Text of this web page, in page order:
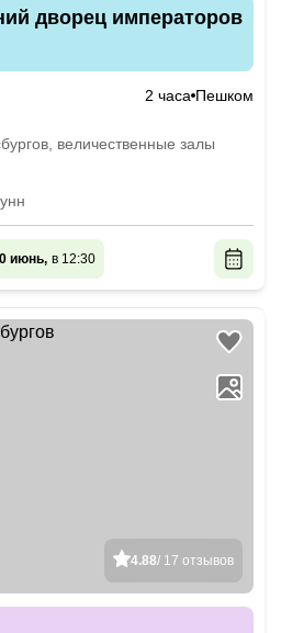
дворец императоров
2 часа Пешком
величественные залы
июнь, в 12:30
4.88/ 17 отзывов